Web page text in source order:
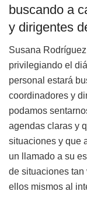
buscando a
y dirigentes
Susana
privilegiando el
personal estará
coordinadores y
podamos
agendas claras y
situaciones y que
un llamado a su
de situaciones tan
ellos mismos al